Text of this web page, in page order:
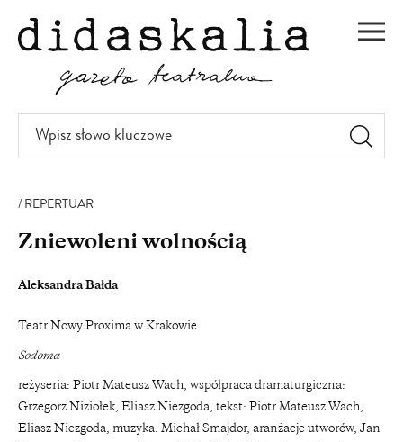
DO
TREŚCI
Wpisz
słowo
REPERTUAR
Zniewoleni wolnością
Aleksandra Bałda
Teatr Nowy Proxima w Krakowie
Sodoma
reżyseria: Piotr Mateusz Wach, współpraca dramaturgiczna:
Grzegorz Niziołek, Eliasz Niezgoda, tekst: Piotr Mateusz Wach,
Eliasz Niezgoda, muzyka: Michał Smajdor, aranżacje utworów, Jan